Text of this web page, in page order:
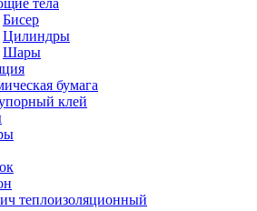
тела
Бисер
Цилиндры
Шары
бумага
клей
теплоизоляционный